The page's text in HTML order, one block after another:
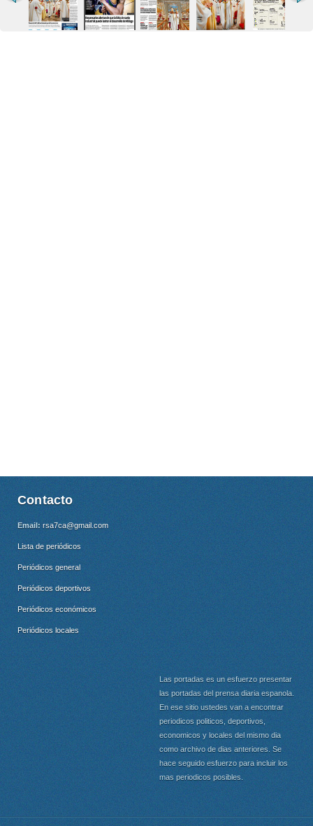
Contacto
Email: rsa7ca@gmail.com
Lista de periódicos
Periódicos general
Periódicos deportivos
Periódicos económicos
Periódicos locales
Las portadas es un esfuerzo presentar
las portadas del prensa diaria espanola.
En ese sitio ustedes van a encontrar
periodicos politicos, deportivos,
economicos y locales del mismo dia
como archivo de dias anteriores. Se
hace seguido esfuerzo para incluir los
mas periodicos posibles.